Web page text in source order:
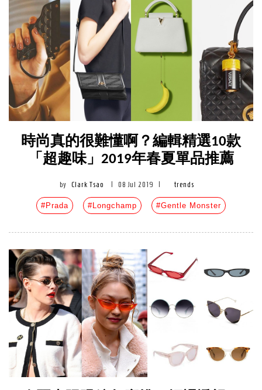
時尚真的很難懂啊？編輯精選10款
「超趣味」2019年春夏單品推薦
by Clark Tsao 08 Jul 2019 trends
#Prada #Longchamp #Gentle Monster